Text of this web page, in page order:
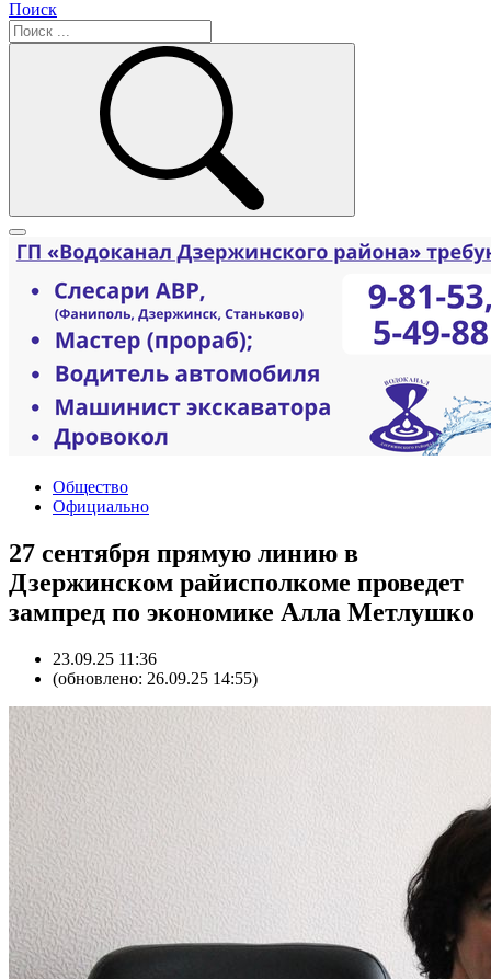
Поиск
Общество
Официально
27 сентября прямую линию в
Дзержинском райисполкоме проведет
зампред по экономике Алла Метлушко
23.09.25 11:36
(обновлено: 26.09.25 14:55)